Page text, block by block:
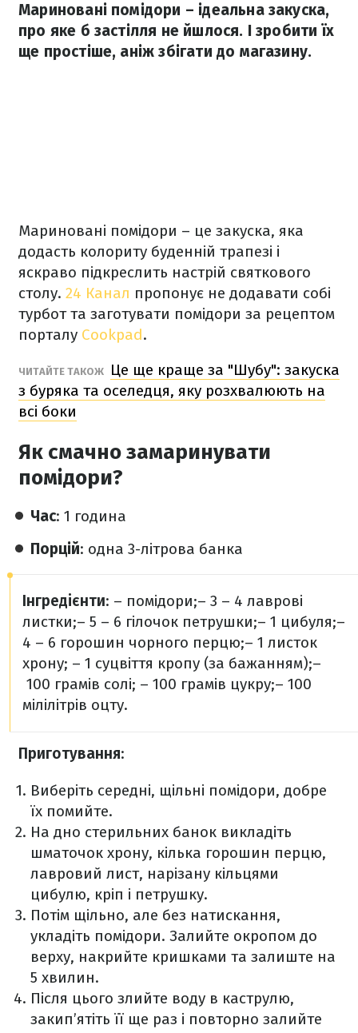
Мариновані помідори – ідеальна закуска,
про яке б застілля не йшлося. І зробити їх
ще простіше, аніж збігати до магазину.
Мариновані помідори – це закуска, яка
додасть колориту буденній трапезі і
яскраво підкреслить настрій святкового
столу. 24 Канал пропонує не додавати собі
турбот та заготувати помідори за рецептом
порталу Cookpad.
ЧИТАЙТЕ ТАКОЖ
Це ще краще за "Шубу": закуска
з буряка та оселедця, яку розхвалюють на
всі боки
Як смачно замаринувати
помідори?
Час: 1 година
Порцій: одна 3-літрова банка
Інгредієнти: – помідори;– 3 – 4 лаврові
листки;– 5 – 6 гілочок петрушки;– 1 цибуля;–
4 – 6 горошин чорного перцю;– 1 листок
хрону; – 1 суцвіття кропу (за бажанням);–
100 грамів солі; – 100 грамів цукру;– 100
мілілітрів оцту.
Приготування:
Виберіть середні, щільні помідори, добре
їх помийте.
На дно стерильних банок викладіть
шматочок хрону, кілька горошин перцю,
лавровий лист, нарізану кільцями
цибулю, кріп і петрушку.
Потім щільно, але без натискання,
укладіть помідори. Залийте окропом до
верху, накрийте кришками та залиште на
5 хвилин.
Після цього злийте воду в каструлю,
закип’ятіть її ще раз і повторно залийте